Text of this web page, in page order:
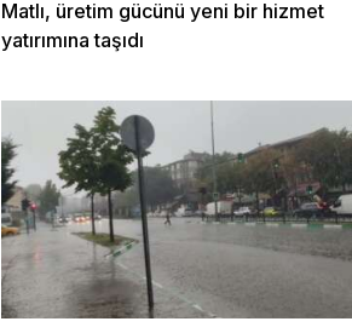
Matlı, üretim gücünü yeni bir hizmet
yatırımına taşıdı